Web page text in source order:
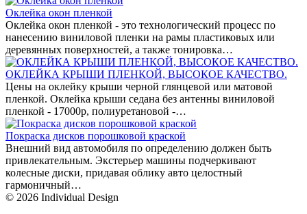
Оклейка окон пленкой
Оклейка окон пленкой - это технологический процесс по
нанесению виниловой пленки на рамы пластиковых или
деревянных поверхностей, а также тонировка…
ОКЛЕЙКА КРЫШИ ПЛЕНКОЙ, ВЫСОКОЕ КАЧЕСТВО.
Цены на оклейку крыши черной глянцевой или матовой
пленкой. Оклейка крыши седана без антенны виниловой
пленкой - 17000р, полиуретановой -…
Покраска дисков порошковой краской
Внешний вид автомобиля по определению должен быть
привлекательным. Экстерьер машины подчеркивают
колесные диски, придавая облику авто целостный
гармоничный…
© 2026 Individual Design